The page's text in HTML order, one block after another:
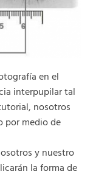
en el
interpupilar tal
nosotros
por medio de
y nuestro
la forma de